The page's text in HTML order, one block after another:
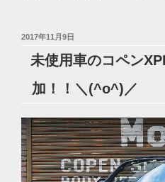
投
2017年11月9日
未使用車のコペン
加！！＼(^o^)／